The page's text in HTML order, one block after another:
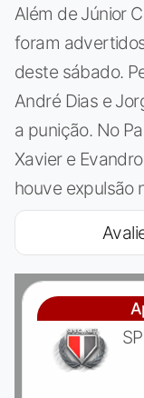
Além de Júnior
foram
deste sábado.
André Dias e
a punição. No
Xavier e
houve expulsão